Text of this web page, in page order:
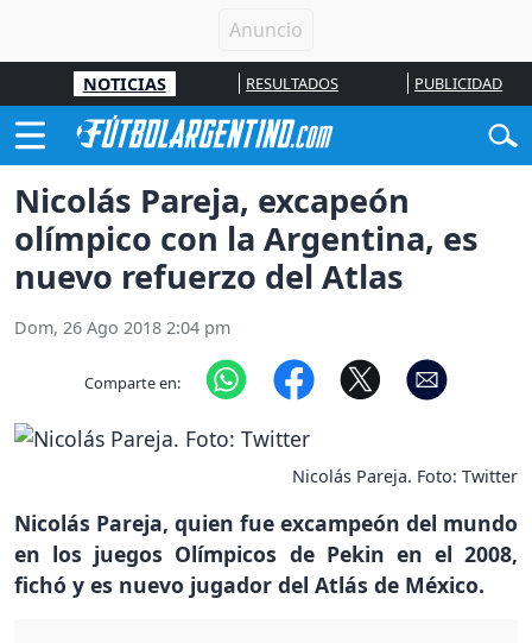
NOTICIAS RESULTADOS PUBLICIDAD
Nicolás Pareja, excapeón
olímpico con la Argentina, es
nuevo refuerzo del Atlas
Dom, 26 Ago 2018 2:04 pm
Comparte en:
Nicolás Pareja. Foto: Twitter
Nicolás Pareja, quien fue excampeón del mundo
en los juegos Olímpicos de Pekin en el 2008,
fichó y es nuevo jugador del Atlás de México.